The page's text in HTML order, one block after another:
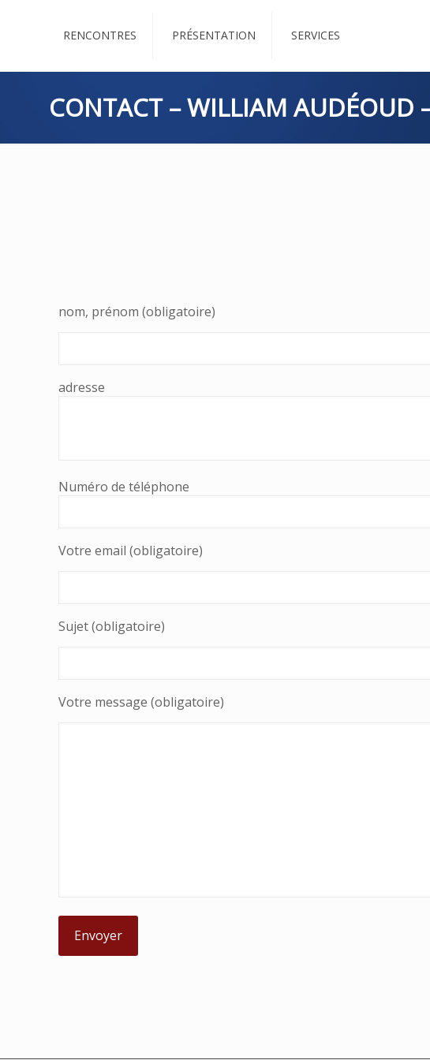
RENCONTRES PRÉSENTATION SERVICES
CONTACT – WILLIAM AUDÉOUD
nom, prénom (obligatoire)
adresse
Numéro de téléphone
Votre email (obligatoire)
Sujet (obligatoire)
Votre message (obligatoire)